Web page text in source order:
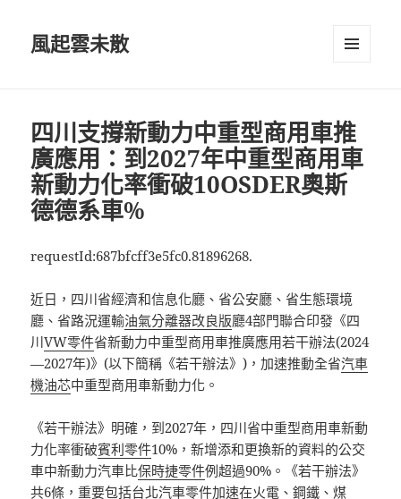
風起雲未散
四川支撐新動力中重型商用車推
廣應用：到2027年中重型商用車
新動力化率衝破10OSDER奧斯
德德系車%
requestId:687bfcff3e5fc0.81896268.
近日，四川省經濟和信息化廳、省公安廳、省生態環境
廳、省路況運輸油氣分離器改良版廳4部門聯合印發《四
川VW零件省新動力中重型商用車推廣應用若干辦法(2024
—2027年)》(以下簡稱《若干辦法》)，加速推動全省汽車
機油芯中重型商用車新動力化。
《若干辦法》明確，到2027年，四川省中重型商用車新動
力化率衝破賓利零件10%，新增添和更換新的資料的公交
車中新動力汽車比保時捷零件例超過90%。《若干辦法》
共6條，重要包括台北汽車零件加速在火電、鋼鐵、煤